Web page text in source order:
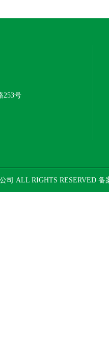
253号
司 ALL RIGHTS RESERVED 备